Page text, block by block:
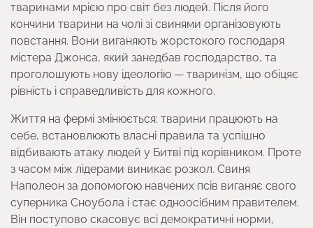
тваринами мрією про світ без людей. Після його
кончини тварини на чолі зі свинями організовують
повстання. Вони виганяють жорстокого господаря
містера Джонса, який занедбав господарство, та
проголошують нову ідеологію — тваринізм, що обіцяє
рівність і справедливість для кожного.
Життя на фермі змінюється: тварини працюють на
себе, встановлюють власні правила та успішно
відбивають атаку людей у Битві під корівником. Проте
з часом між лідерами виникає розкол. Свиня
Наполеон за допомогою навчених псів виганяє свого
суперника Сноубола і стає одноосібним правителем.
Він поступово скасовує всі демократичні норми,